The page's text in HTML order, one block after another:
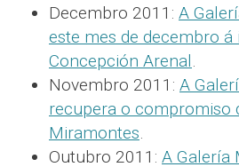
Decembro 2011: A
este mes de decembro
Concepción Arenal.
Novembro 2011: A
recupera o compromiso
Miramontes.
Outubro 2011: A Galería